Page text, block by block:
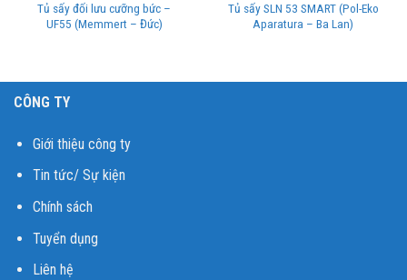
Tủ sấy đối lưu cưỡng bức –
UF55 (Memmert – Đức)
Tủ sấy SLN 53 SMART (Pol-Eko
Aparatura – Ba Lan)
CÔNG TY
Giới thiệu công ty
Tin tức/ Sự kiện
Chính sách
Tuyển dụng
Liên hệ